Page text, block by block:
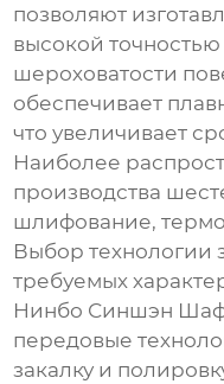
позволяют
высокой
шероховатости
обеспечивает
что увеличивает
Наиболее
производства
шлифование,
Выбор технологии
требуемых
Нинбо Синшэн
передовые
закалку и